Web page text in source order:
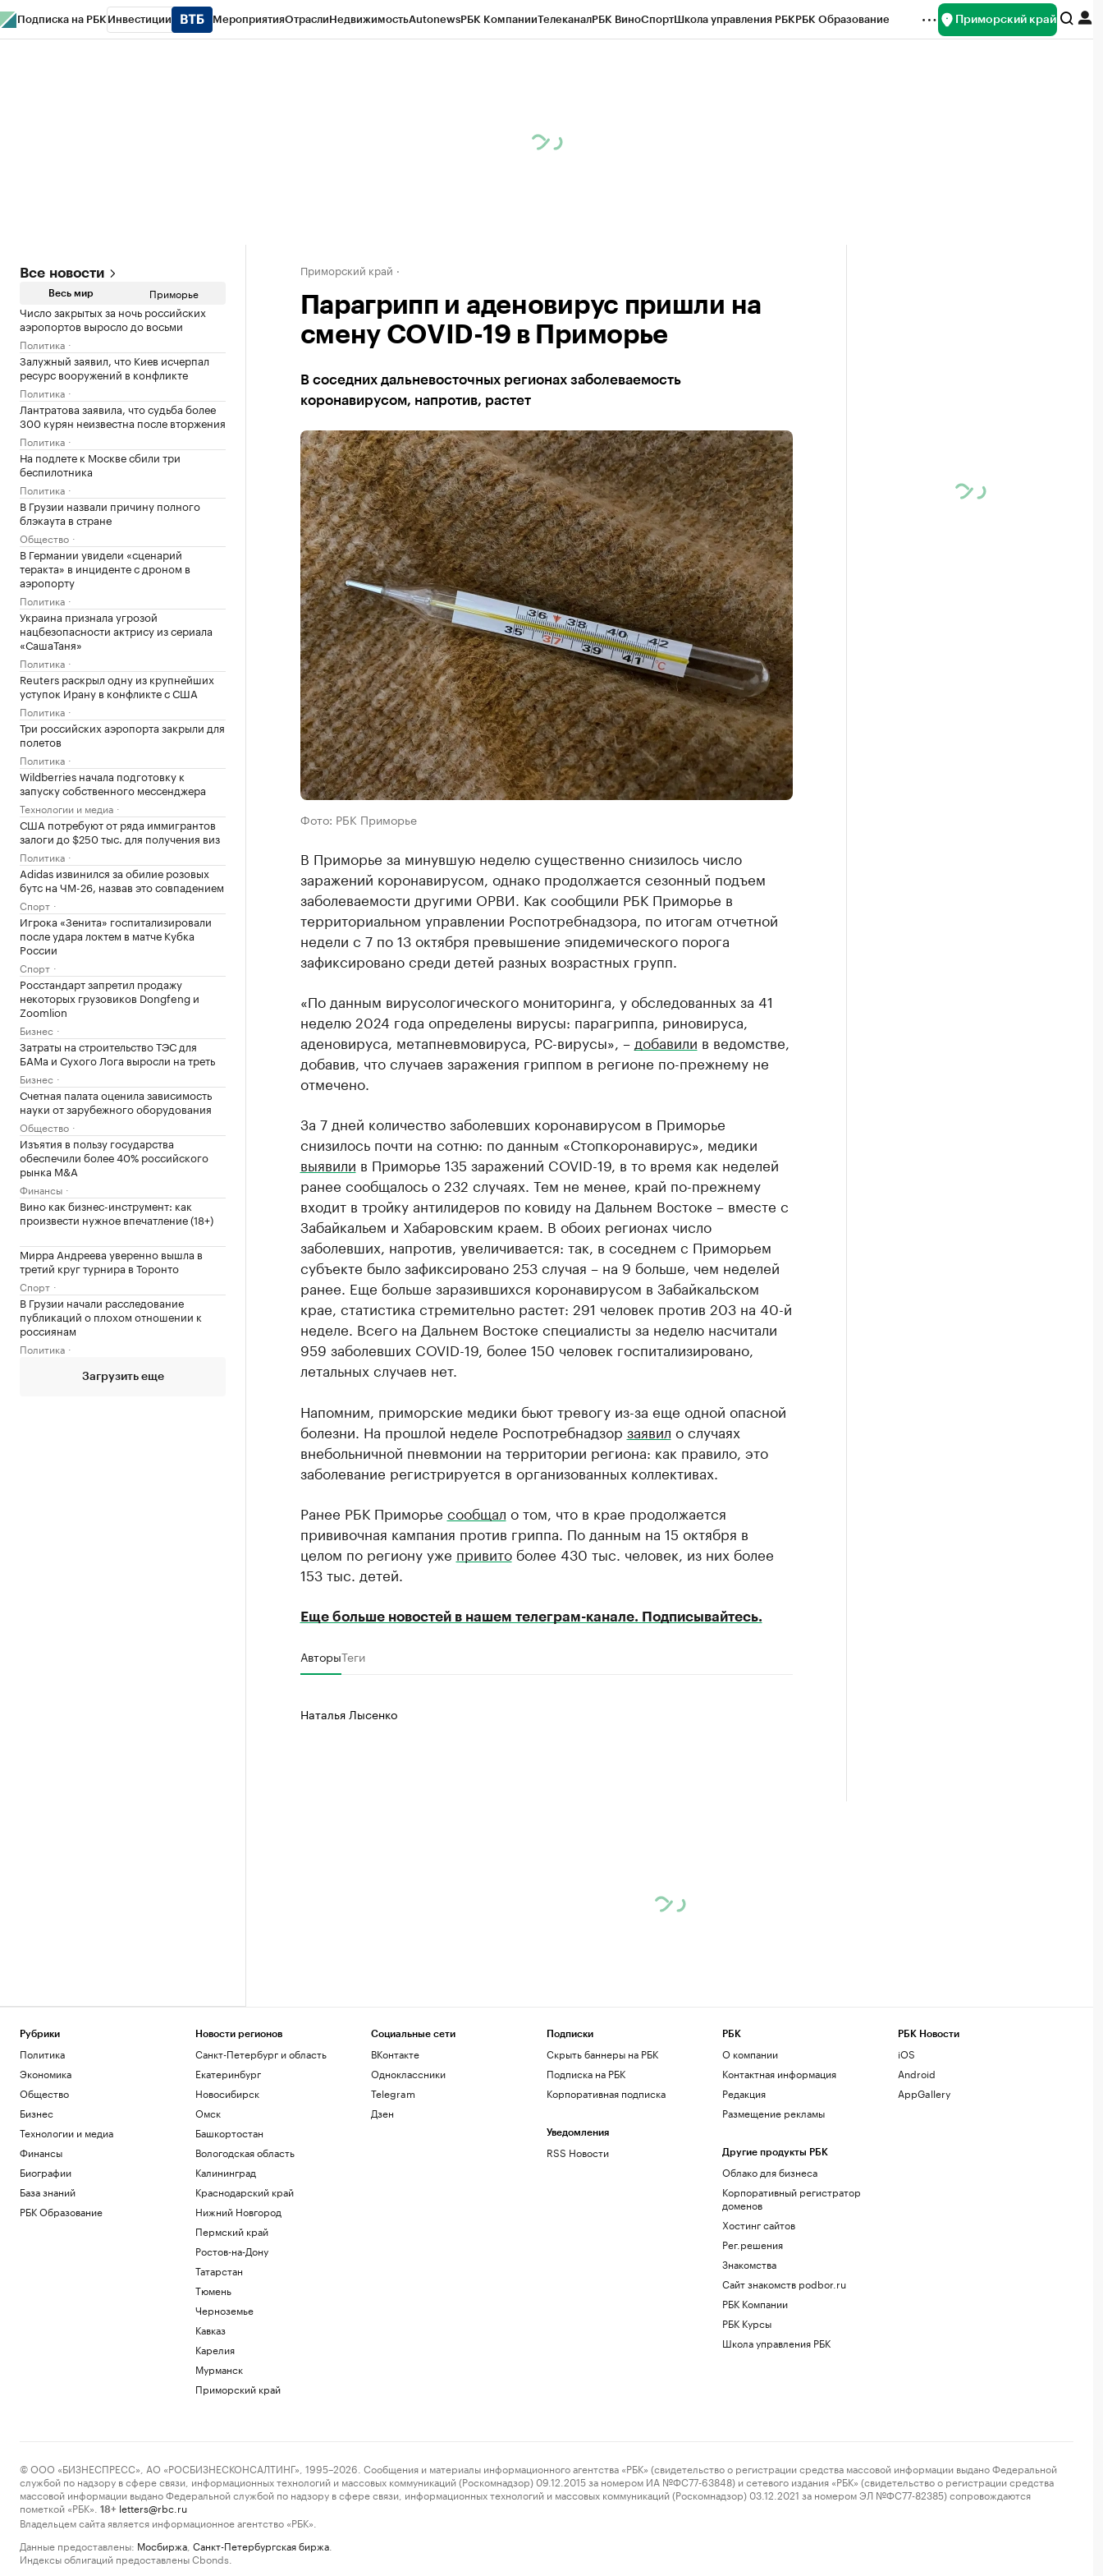
Подписка на РБК Инвестиции МероприятияОтраслиНедвижимостьAutonewsРБК КомпанииТелеканалРБК ВиноСпортШкола управления РБКРБК Образование Приморский край
Все новости
Весь мир Приморье
Число закрытых за ночь российских
аэропортов выросло до восьми
Политика
Залужный заявил, что Киев исчерпал
ресурс вооружений в конфликте
Политика
Лантратова заявила, что судьба более
300 курян неизвестна после вторжения
Политика
На подлете к Москве сбили три
беспилотника
Политика
В Грузии назвали причину полного
блэкаута в стране
Общество
В Германии увидели «сценарий
теракта» в инциденте с дроном в
аэропорту
Политика
Украина признала угрозой
нацбезопасности актрису из сериала
«СашаТаня»
Политика
Reuters раскрыл одну из крупнейших
уступок Ирану в конфликте с США
Политика
Три российских аэропорта закрыли для
полетов
Политика
Wildberries начала подготовку к
запуску собственного мессенджера
Технологии и медиа
США потребуют от ряда иммигрантов
залоги до $250 тыс. для получения виз
Политика
Adidas извинился за обилие розовых
бутс на ЧМ-26, назвав это совпадением
Спорт
Игрока «Зенита» госпитализировали
после удара локтем в матче Кубка
России
Спорт
Росстандарт запретил продажу
некоторых грузовиков Dongfeng и
Zoomlion
Бизнес
Затраты на строительство ТЭС для
БАМа и Сухого Лога выросли на треть
Бизнес
Счетная палата оценила зависимость
науки от зарубежного оборудования
Общество
Изъятия в пользу государства
обеспечили более 40% российского
рынка M&A
Финансы
Вино как бизнес-инструмент: как
произвести нужное впечатление (18+)
Мирра Андреева уверенно вышла в
третий круг турнира в Торонто
Спорт
В Грузии начали расследование
публикаций о плохом отношении к
россиянам
Политика
Загрузить еще
Приморский край
Парагрипп и аденовирус пришли на
смену COVID-19 в Приморье
В соседних дальневосточных регионах заболеваемость
коронавирусом, напротив, растет
Фото: РБК Приморье
В Приморье за минувшую неделю существенно снизилось число
заражений коронавирусом, однако продолжается сезонный подъем
заболеваемости другими ОРВИ. Как сообщили РБК Приморье в
территориальном управлении Роспотребнадзора, по итогам отчетной
недели с 7 по 13 октября превышение эпидемического порога
зафиксировано среди детей разных возрастных групп.
«По данным вирусологического мониторинга, у обследованных за 41
неделю 2024 года определены вирусы: парагриппа, риновируса,
аденовируса, метапневмовируса, РС-вирусы», – добавили в ведомстве,
добавив, что случаев заражения гриппом в регионе по-прежнему не
отмечено.
За 7 дней количество заболевших коронавирусом в Приморье
снизилось почти на сотню: по данным «Стопкоронавирус», медики
выявили в Приморье 135 заражений COVID-19, в то время как неделей
ранее сообщалось о 232 случаях. Тем не менее, край по-прежнему
входит в тройку антилидеров по ковиду на Дальнем Востоке – вместе с
Забайкальем и Хабаровским краем. В обоих регионах число
заболевших, напротив, увеличивается: так, в соседнем с Приморьем
субъекте было зафиксировано 253 случая – на 9 больше, чем неделей
ранее. Еще больше заразившихся коронавирусом в Забайкальском
крае, статистика стремительно растет: 291 человек против 203 на 40-й
неделе. Всего на Дальнем Востоке специалисты за неделю насчитали
959 заболевших COVID-19, более 150 человек госпитализировано,
летальных случаев нет.
Напомним, приморские медики бьют тревогу из-за еще одной опасной
болезни. На прошлой неделе Роспотребнадзор заявил о случаях
внебольничной пневмонии на территории региона: как правило, это
заболевание регистрируется в организованных коллективах.
Ранее РБК Приморье сообщал о том, что в крае продолжается
прививочная кампания против гриппа. По данным на 15 октября в
целом по региону уже привитоболее 430 тыс. человек, из них более
153 тыс. детей.
Еще больше новостей в нашем телеграм-канале. Подписывайтесь.
АвторыТеги
Наталья Лысенко
Рубрики
Политика
Экономика
Общество
Бизнес
Технологии и медиа
Финансы
Биографии
База знаний
РБК Образование
Новости регионов
Санкт-Петербург и область
Екатеринбург
Новосибирск
Омск
Башкортостан
Вологодская область
Калининград
Краснодарский край
Нижний Новгород
Пермский край
Ростов-на-Дону
Татарстан
Тюмень
Черноземье
Кавказ
Карелия
Мурманск
Приморский край
Социальные сети
ВКонтакте
Одноклассники
Telegram
Дзен
Подписки
Скрыть баннеры на РБК
Подписка на РБК
Корпоративная подписка
Уведомления
RSS Новости
РБК
О компании
Контактная информация
Редакция
Размещение рекламы
Другие продукты РБК
Облако для бизнеса
Корпоративный регистратор
доменов
Хостинг сайтов
Рег.решения
Знакомства
Сайт знакомств podbor.ru
РБК Компании
РБК Курсы
Школа управления РБК
РБК Новости
iOS
Android
AppGallery
© ООО «БИЗНЕСПРЕСС», АО «РОСБИЗНЕСКОНСАЛТИНГ», 1995–2026. Сообщения и материалы информационного агентства «РБК» (свидетельство о регистрации средства массовой информации выдано Федеральной
службой по надзору в сфере связи, информационных технологий и массовых коммуникаций (Роскомнадзор) 09.12.2015 за номером ИА №ФС77-63848) и сетевого издания «РБК» (свидетельство о регистрации средства
массовой информации выдано Федеральной службой по надзору в сфере связи, информационных технологий и массовых коммуникаций (Роскомнадзор) 03.12.2021 за номером ЭЛ №ФС77-82385) сопровождаются
пометкой «РБК».
18+ letters@rbc.ru
Владельцем сайта является информационное агентство «РБК».
Данные предоставлены: Мосбиржа Санкт-Петербургская биржа
Индексы облигаций предоставлены Cbonds.